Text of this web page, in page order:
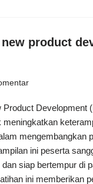
product
Product Development
meningkatkan
mengembangkan
ini peserta
dan siap bertempur di
ini memberikan